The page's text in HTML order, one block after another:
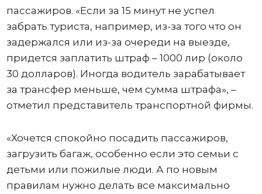
пассажиров. «Если за 15 минут не успел
забрать туриста, например, из-за того что он
задержался или из-за очереди на выезде,
придется заплатить штраф – 1000 лир (около
30 долларов). Иногда водитель зарабатывает
за трансфер меньше, чем сумма штрафа», –
отметил представитель транспортной фирмы.
«Хочется спокойно посадить пассажиров,
загрузить багаж, особенно если это семьи с
детьми или пожилые люди. А по новым
правилам нужно делать все максимально